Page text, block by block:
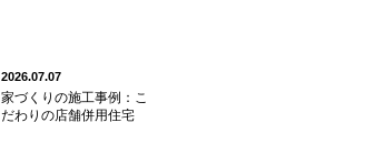
2026.07.07
家づくりの施工事例：こ
だわりの店舗併用住宅